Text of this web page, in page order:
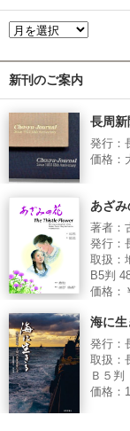
新刊のご案内
長周
発行：
価格：
あざ
著者：
発行：
取扱：
B5判
価格：
海に
発行：
取扱：
Ｂ５
価格：